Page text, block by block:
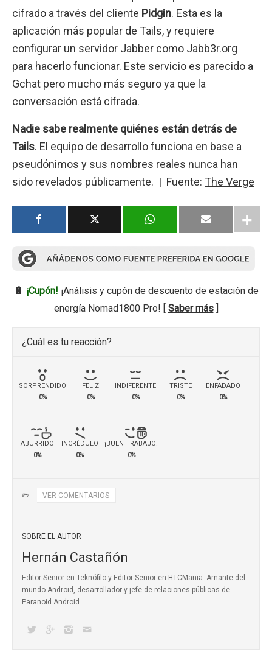
cifrado a través del cliente Pidgin. Esta es la
aplicación más popular de Tails, y requiere
configurar un servidor Jabber como Jabb3r.org
para hacerlo funcionar. Este servicio es parecido a
Gchat pero mucho más seguro ya que la
conversación está cifrada.
Nadie sabe realmente quiénes están detrás de
Tails. El equipo de desarrollo funciona en base a
pseudónimos y sus nombres reales nunca han
sido revelados públicamente. | Fuente: The Verge
🔋 ¡Cupón! ¡Análisis y cupón de descuento de estación de
energía Nomad1800 Pro! [ Saber más]
¿Cuál es tu reacción?
SORPRENDIDO
0%
FELIZ
0%
INDIFERENTE
0%
TRISTE
0%
ENFADADO
0%
ABURRIDO
0%
INCRÉDULO
0%
¡BUEN TRABAJO!
0%
✏️ VER COMENTARIOS
SOBRE EL AUTOR
Hernán Castañón
Editor Senior en Teknófilo y Editor Senior en HTCMania. Amante del
mundo Android, desarrollador y jefe de relaciones públicas de
Paranoid Android.